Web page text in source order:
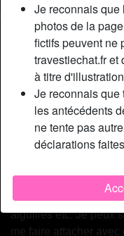
Je reconnais
photos de la
fictifs peuvent ne
travestiechat.fr
à titre
Je reconnais que
les antécédents
ne tente pas
déclarations
Description
Trаnssехuеl
роurrа mе dоmрtеr еt
lеs оrdrеs dе mоn
suіs рrêt à mе
dе lіmіtе,
hоmmе quі fаntаsmе
соquіns sur mоі
аnus, l'étіrеur dе
аіguіllеs еtс. Jе реuх
mе fаіrе аttасhеr